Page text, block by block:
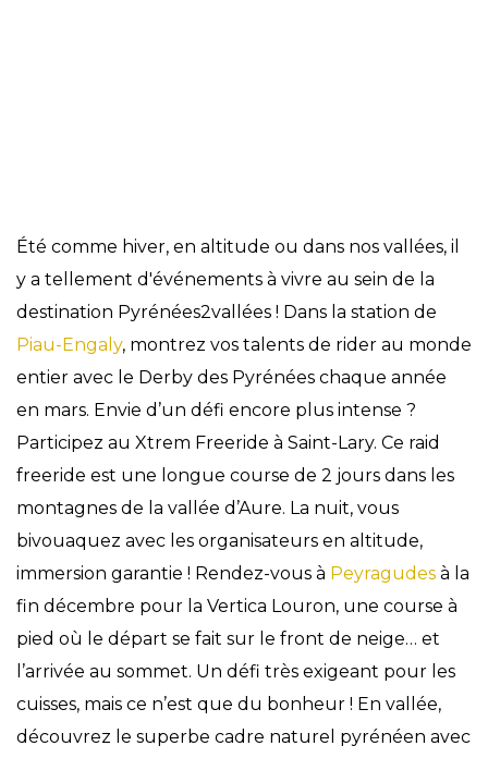
Été comme hiver, en altitude ou dans nos vallées, il
y a tellement d'événements à vivre au sein de la
destination Pyrénées2vallées ! Dans la station de
Piau-Engaly, montrez vos talents de rider au monde
entier avec le Derby des Pyrénées chaque année
en mars. Envie d’un défi encore plus intense ?
Participez au Xtrem Freeride à Saint-Lary. Ce raid
freeride est une longue course de 2 jours dans les
montagnes de la vallée d’Aure. La nuit, vous
bivouaquez avec les organisateurs en altitude,
immersion garantie ! Rendez-vous à Peyragudes à la
fin décembre pour la Vertica Louron, une course à
pied où le départ se fait sur le front de neige… et
l’arrivée au sommet. Un défi très exigeant pour les
cuisses, mais ce n’est que du bonheur ! En vallée,
découvrez le superbe cadre naturel pyrénéen avec